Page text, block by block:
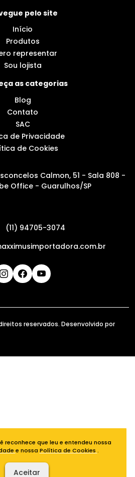
pelo site
Início
Produtos
representar
Sou lojista
as categorias
Blog
Contato
SAC
de Privacidade
de Cookies
Calmon, 51 - Sala 808 -
Office - Guarulhos/SP
(11) 94705-3074
reservados. Desenvolvido por
reconhece que leu e entendeu nossa
e nossa Política de Cookies .
Aceitar